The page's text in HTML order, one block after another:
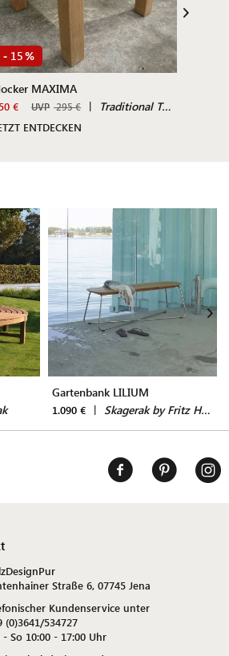
- 15 %
MAXIMA
€ UVP 295 € | Traditional Teak
ENTDECKEN
Gartenbank LILIUM
1.090 € | Skagerak by Fritz Hansen
Straße 6, 07745 Jena
Kundenservice unter
(0)3641/534727
So 10:00 - 17:00 Uhr